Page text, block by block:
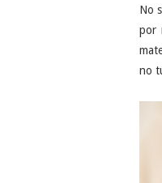
No
por
no